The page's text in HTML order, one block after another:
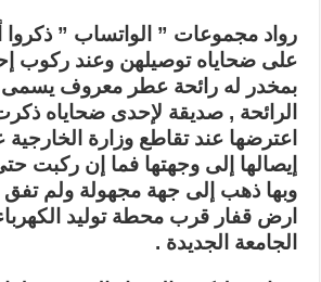
رواد مجموعات ” الواتساب ”
على ضحاياه توصيلهن وعند ركوب
بمخدر له رائحة عطر معروف
الرائحة , صديقة لإحدى ضحاياه
اعترضها عند تقاطع وزارة الخارجية
إيصالها إلى وجهتها فما إن ركبت
وبها ذهب إلى جهة مجهولة ولم
ارض قفار قرب محطة توليد
الجامعة الجديدة .